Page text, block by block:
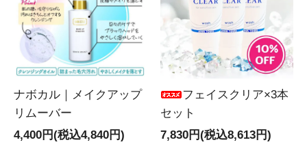
ナボカル｜メイクアップ
リムーバー
4,400円(税込4,840円)
フェイスクリア×3本
セット
7,830円(税込8,613円)